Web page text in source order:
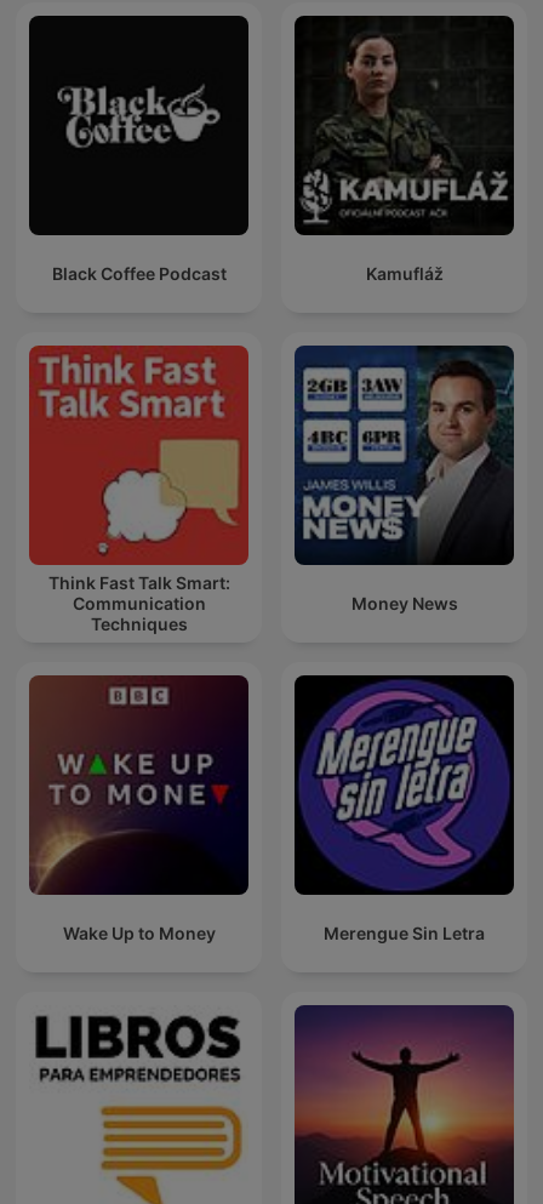
Black Coffee Podcast Kamufláž
Think Fast Talk Smart:
Communication
Techniques
Money News
Wake Up to Money Merengue Sin Letra